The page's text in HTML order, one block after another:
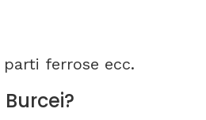
ferrose ecc.